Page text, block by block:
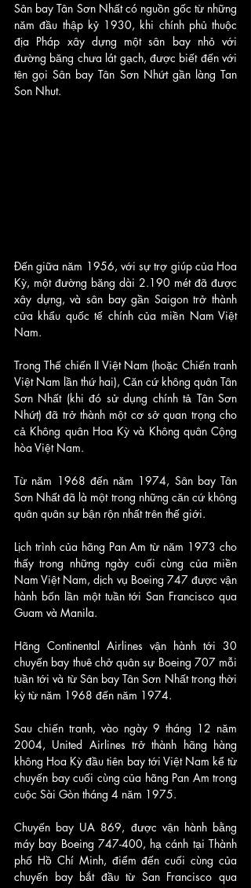
Sân bay Tân Sơn Nhất có nguồn gốc từ những
năm đầu thập kỷ 1930, khi chính phủ thuộc
địa Pháp xây dựng một sân bay nhỏ với
đường băng chưa lát gạch, được biết đến với
tên gọi Sân bay Tân Sơn Nhứt gần làng Tan
Son Nhut.
Đến giữa năm 1956, với sự trợ giúp của Hoa
Kỳ, một đường băng dài 2.190 mét đã được
xây dựng, và sân bay gần Saigon trở thành
cửa khẩu quốc tế chính của miền Nam Việt
Nam.
Trong Thế chiến II Việt Nam (hoặc Chiến tranh
Việt Nam lần thứ hai), Căn cứ không quân Tân
Sơn Nhất (khi đó sử dụng chính tả Tân Sơn
Nhứt) đã trở thành một cơ sở quan trọng cho
cả Không quân Hoa Kỳ và Không quân Cộng
hòa Việt Nam.
Từ năm 1968 đến năm 1974, Sân bay Tân
Sơn Nhất đã là một trong những căn cứ không
quân quân sự bận rộn nhất trên thế giới.
Lịch trình của hãng Pan Am từ năm 1973 cho
thấy trong những ngày cuối cùng của miền
Nam Việt Nam, dịch vụ Boeing 747 được vận
hành bốn lần một tuần tới San Francisco qua
Guam và Manila.
Hãng Continental Airlines vận hành tới 30
chuyến bay thuê chở quân sự Boeing 707 mỗi
tuần tới và từ Sân bay Tân Sơn Nhất trong thời
kỳ từ năm 1968 đến năm 1974.
Sau chiến tranh, vào ngày 9 tháng 12 năm
2004, United Airlines trở thành hãng hàng
không Hoa Kỳ đầu tiên bay tới Việt Nam kể từ
chuyến bay cuối cùng của hãng Pan Am trong
cuộc Sài Gòn tháng 4 năm 1975.
Chuyến bay UA 869, được vận hành bằng
máy bay Boeing 747-400, hạ cánh tại Thành
phố Hồ Chí Minh, điểm đến cuối cùng của
chuyến bay bắt đầu từ San Francisco qua